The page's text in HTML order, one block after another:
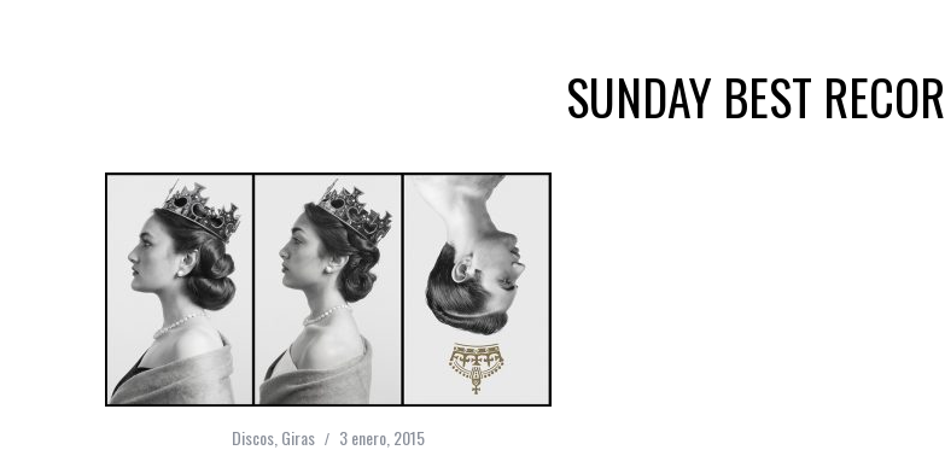
SUNDAY BEST
Discos Giras 3 enero, 2015